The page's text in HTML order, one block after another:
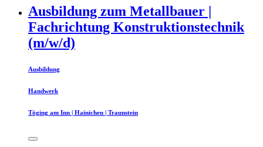
Ausbildung zum Metallbauer |
Fachrichtung Konstruktionstechnik
(m/w/d)
Ausbildung
Handwerk
Töging am Inn | Hainichen | Traunstein